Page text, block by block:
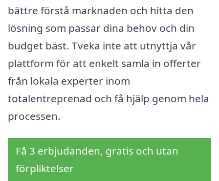
bättre förstå marknaden och hitta den
lösning som passar dina behov och din
budget bäst. Tveka inte att utnyttja vår
plattform för att enkelt samla in offerter
från lokala experter inom
totalentreprenad och få hjälp genom hela
processen.
Få 3 erbjudanden, gratis och utan
förpliktelser